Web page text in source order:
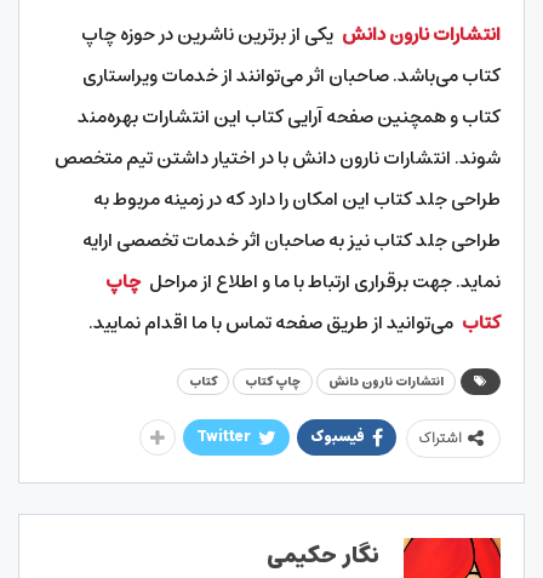
انتشارات نارون دانش یکی از برترین ناشرین در حوزه چاپ
کتاب می‌باشد. صاحبان اثر می‌توانند از خدمات ویراستاری
کتاب و همچنین صفحه آرایی کتاب این انتشارات بهره‌مند
شوند. انتشارات نارون دانش با در اختیار داشتن تیم متخصص
طراحی جلد کتاب این امکان را دارد که در زمینه مربوط به
طراحی جلد کتاب نیز به صاحبان اثر خدمات تخصصی ارایه
نماید. جهت برقراری ارتباط با ما و اطلاع از مراحلچاپ
کتاب می‌توانید از طریق صفحه تماس با ما اقدام نمایید.
انتشارات نارون دانش چاپ کتاب کتاب
اشتراک فیسبوک Twitter
نگار حکیمی